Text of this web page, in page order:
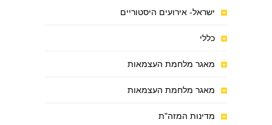
ישראל- אירועים היסטוריים
כללי
מאגר מלחמת העצמאות
מאגר מלחמת העצמאות
מדינות המזה"ת